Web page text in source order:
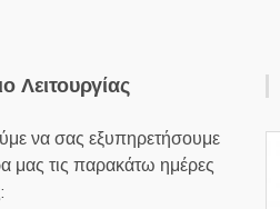
Λειτουργίας
να σας εξυπηρετήσουμε
μας τις παρακάτω ημέρες